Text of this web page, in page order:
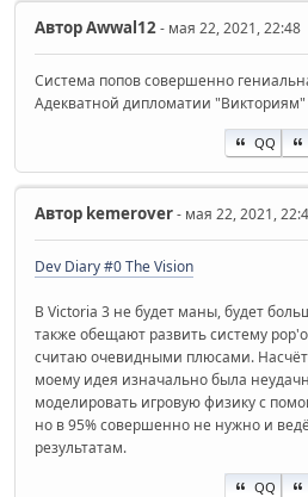
АвторAwwal12- мая 22, 2021, 22:48
Система попов совершенно
Адекватной дипломатии "Викториям"
QQ
Автор kemerover- мая 22, 2021,
Dev Diary #0 The Vision
В Victoria 3 не будет маны, будет
также обещают развить систему
считаю очевидными плюсами.
моему идея изначально была
моделировать игровую физику с
но в 95% совершенно не нужно и
результатам.
QQ